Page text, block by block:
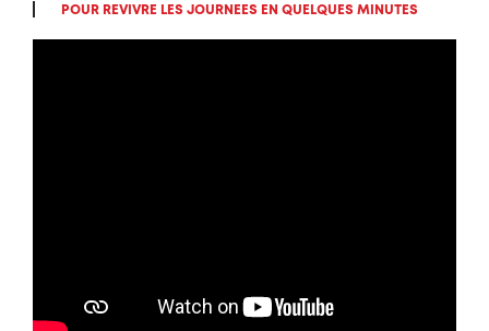
POUR REVIVRE LES JOURNEES EN QUELQUES MINUTES